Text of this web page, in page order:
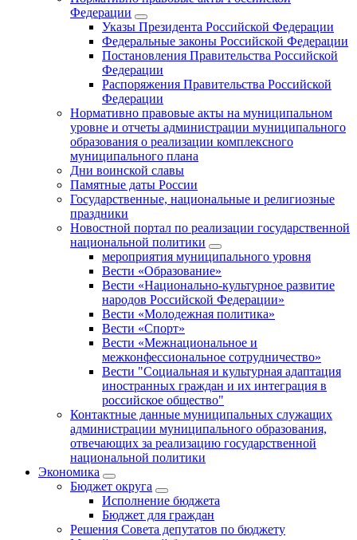
Федерации
Указы Президента Российской Федерации
Федеральные законы Российской Федерации
Постановления Правительства Российской
Федерации
Распоряжения Правительства Российской
Федерации
Нормативно правовые акты на муниципальном
уровне и отчеты администрации муниципального
образования о реализации комплексного
муниципального плана
Дни воинской славы
Памятные даты России
Государственные, национальные и религиозные
праздники
Новостной портал по реализации государственной
национальной политики
мероприятия муниципального уровня
Вести «Образование»
Вести «Национально-культурное развитие
народов Российской Федерации»
Вести «Молодежная политика»
Вести «Спорт»
Вести «Межнациональное и
межконфессиональное сотрудничество»
Вести "Социальная и культурная адаптация
иностранных граждан и их интеграция в
российское общество"
Контактные данные муниципальных служащих
администрации муниципального образования,
отвечающих за реализацию государственной
национальной политики
Экономика
Бюджет округa
Исполнение бюджета
Бюджет для граждан
Решения Совета депутатов по бюджету